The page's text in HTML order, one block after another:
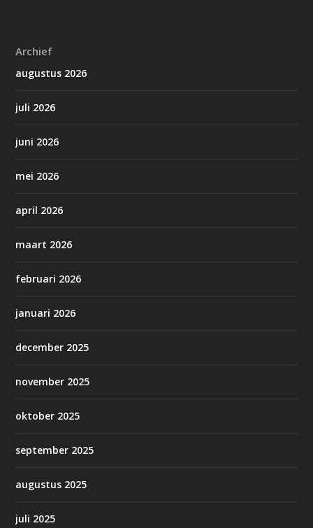
Archief
augustus 2026
juli 2026
juni 2026
mei 2026
april 2026
maart 2026
februari 2026
januari 2026
december 2025
november 2025
oktober 2025
september 2025
augustus 2025
juli 2025